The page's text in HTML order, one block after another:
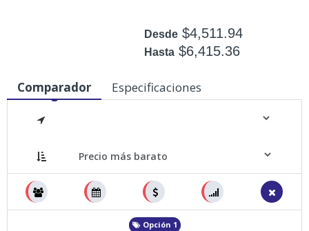
Desde $4,511.94
Hasta $6,415.36
Comparador Especificaciones
Opción 1